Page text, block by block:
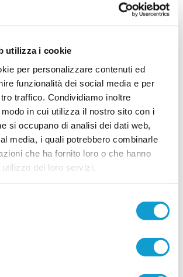
utilizza i cookie
per personalizzare contenuti ed
funzionalità dei social media e per
traffico. Condividiamo inoltre
in cui utilizza il nostro sito con i
si occupano di analisi dei dati web,
media, i quali potrebbero combinarle
che ha fornito loro o che hanno
dei loro servizi.
importante, ora dobbiamo
squadra"
Conferme importanti e
CIVITANOVA MARCHE. La storica società di San
alla nuova stagione con diverse novità e tante
conferme, forte di un'annata chiusa con risultati